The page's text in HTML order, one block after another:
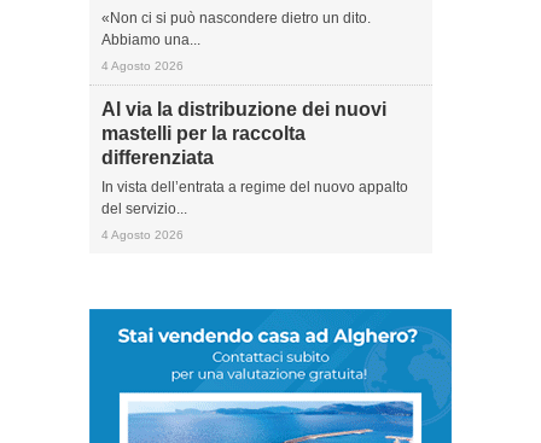
«Non ci si può nascondere dietro un dito.
Abbiamo una...
4 Agosto 2026
Al via la distribuzione dei nuovi
mastelli per la raccolta
differenziata
In vista dell’entrata a regime del nuovo appalto
del servizio...
4 Agosto 2026